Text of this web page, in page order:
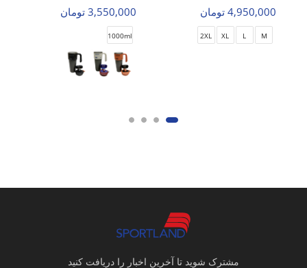
4,950,000 تومان
M
L
XL
2XL
3,550,000 تومان
1000ml
مشترک شوید تا آخرین اخبار را دریافت کنید